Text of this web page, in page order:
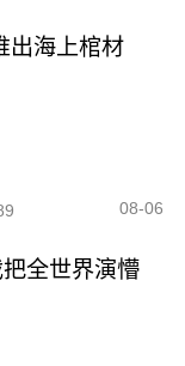
出海上棺材
08-06
把全世界演懵